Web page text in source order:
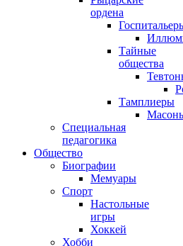
ордена
Тайные
общества
Тамплиеры
Специальная
педагогика
Общество
Биографии
Мемуары
Спорт
Настольные
игры
Хоккей
Хобби